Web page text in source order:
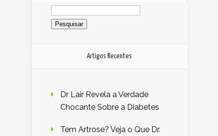
Pesquisar
por:
Artigos Recentes
Dr Lair Revela a Verdade
Chocante Sobre a Diabetes
Tem Artrose? Veja o Que Dr.